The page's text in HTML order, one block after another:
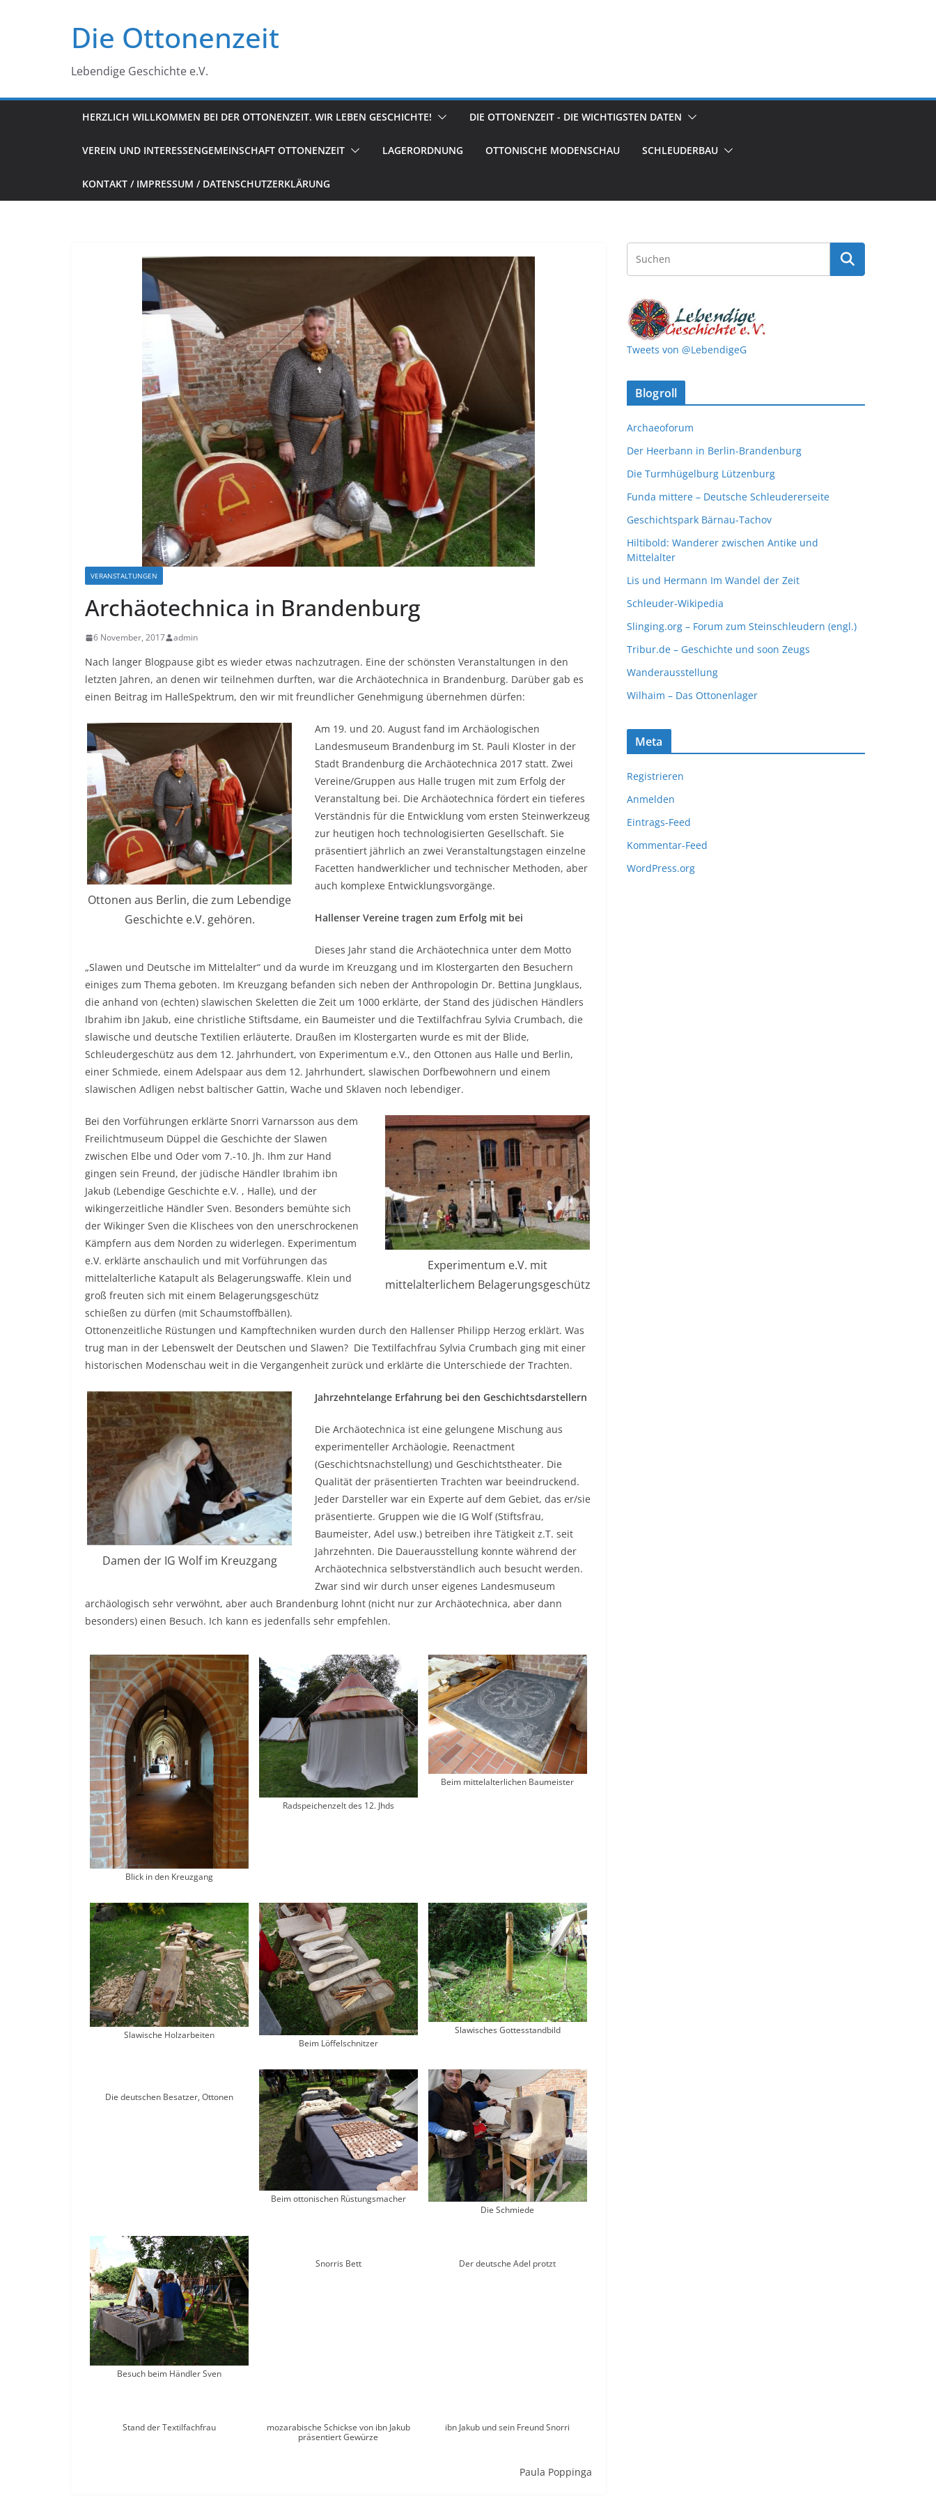
Die Ottonenzeit
Lebendige Geschichte e.V.
HERZLICH WILLKOMMEN BEI DER OTTONENZEIT. WIR LEBEN GESCHICHTE! DIE OTTONENZEIT - DIE WICHTIGSTEN DATEN
VEREIN UND INTERESSENGEMEINSCHAFT OTTONENZEIT LAGERORDNUNG OTTONISCHE MODENSCHAU SCHLEUDERBAU
KONTAKT / IMPRESSUM / DATENSCHUTZERKLÄRUNG
VERANSTALTUNGEN
Archäotechnica in Brandenburg
6 November, 2017 admin
Nach langer Blogpause gibt es wieder etwas nachzutragen. Eine der schönsten Veranstaltungen in den
letzten Jahren, an denen wir teilnehmen durften, war die Archäotechnica in Brandenburg. Darüber gab es
einen Beitrag im HalleSpektrum, den wir mit freundlicher Genehmigung übernehmen dürfen:
Ottonen aus Berlin, die zum Lebendige
Geschichte e.V. gehören.
Am 19. und 20. August fand im Archäologischen
Landesmuseum Brandenburg im St. Pauli Kloster in der
Stadt Brandenburg die Archäotechnica 2017 statt. Zwei
Vereine/Gruppen aus Halle trugen mit zum Erfolg der
Veranstaltung bei. Die Archäotechnica fördert ein tieferes
Verständnis für die Entwicklung vom ersten Steinwerkzeug
zur heutigen hoch technologisierten Gesellschaft. Sie
präsentiert jährlich an zwei Veranstaltungstagen einzelne
Facetten handwerklicher und technischer Methoden, aber
auch komplexe Entwicklungsvorgänge.
Hallenser Vereine tragen zum Erfolg mit bei
Dieses Jahr stand die Archäotechnica unter dem Motto
„Slawen und Deutsche im Mittelalter“ und da wurde im Kreuzgang und im Klostergarten den Besuchern
einiges zum Thema geboten. Im Kreuzgang befanden sich neben der Anthropologin Dr. Bettina Jungklaus,
die anhand von (echten) slawischen Skeletten die Zeit um 1000 erklärte, der Stand des jüdischen Händlers
Ibrahim ibn Jakub, eine christliche Stiftsdame, ein Baumeister und die Textilfachfrau Sylvia Crumbach, die
slawische und deutsche Textilien erläuterte. Draußen im Klostergarten wurde es mit der Blide,
Schleudergeschütz aus dem 12. Jahrhundert, von Experimentum e.V., den Ottonen aus Halle und Berlin,
einer Schmiede, einem Adelspaar aus dem 12. Jahrhundert, slawischen Dorfbewohnern und einem
slawischen Adligen nebst baltischer Gattin, Wache und Sklaven noch lebendiger.
Experimentum e.V. mit
mittelalterlichem Belagerungsgeschütz
Bei den Vorführungen erklärte Snorri Varnarsson aus dem
Freilichtmuseum Düppel die Geschichte der Slawen
zwischen Elbe und Oder vom 7.-10. Jh. Ihm zur Hand
gingen sein Freund, der jüdische Händler Ibrahim ibn
Jakub (Lebendige Geschichte e.V. , Halle), und der
wikingerzeitliche Händler Sven. Besonders bemühte sich
der Wikinger Sven die Klischees von den unerschrockenen
Kämpfern aus dem Norden zu widerlegen. Experimentum
e.V. erklärte anschaulich und mit Vorführungen das
mittelalterliche Katapult als Belagerungswaffe. Klein und
groß freuten sich mit einem Belagerungsgeschütz
schießen zu dürfen (mit Schaumstoffbällen).
Ottonenzeitliche Rüstungen und Kampftechniken wurden durch den Hallenser Philipp Herzog erklärt. Was
trug man in der Lebenswelt der Deutschen und Slawen? Die Textilfachfrau Sylvia Crumbach ging mit einer
historischen Modenschau weit in die Vergangenheit zurück und erklärte die Unterschiede der Trachten.
Damen der IG Wolf im Kreuzgang
Jahrzehntelange Erfahrung bei den Geschichtsdarstellern
Die Archäotechnica ist eine gelungene Mischung aus
experimenteller Archäologie, Reenactment
(Geschichtsnachstellung) und Geschichtstheater. Die
Qualität der präsentierten Trachten war beeindruckend.
Jeder Darsteller war ein Experte auf dem Gebiet, das er/sie
präsentierte. Gruppen wie die IG Wolf (Stiftsfrau,
Baumeister, Adel usw.) betreiben ihre Tätigkeit z.T. seit
Jahrzehnten. Die Dauerausstellung konnte während der
Archäotechnica selbstverständlich auch besucht werden.
Zwar sind wir durch unser eigenes Landesmuseum
archäologisch sehr verwöhnt, aber auch Brandenburg lohnt (nicht nur zur Archäotechnica, aber dann
besonders) einen Besuch. Ich kann es jedenfalls sehr empfehlen.
Blick in den Kreuzgang
Radspeichenzelt des 12. Jhds
Beim mittelalterlichen Baumeister
Slawische Holzarbeiten
Beim Löffelschnitzer
Slawisches Gottesstandbild
Die deutschen Besatzer, Ottonen
Beim ottonischen Rüstungsmacher
Die Schmiede
Besuch beim Händler Sven
Snorris Bett Der deutsche Adel protzt
Stand der Textilfachfrau
mozarabische Schickse von ibn Jakub
präsentiert Gewürze
ibn Jakub und sein Freund Snorri
Paula Poppinga
Tweets von @LebendigeG
Blogroll
Archaeoforum
Der Heerbann in Berlin-Brandenburg
Die Turmhügelburg Lützenburg
Funda mittere – Deutsche Schleudererseite
Geschichtspark Bärnau-Tachov
Hiltibold: Wanderer zwischen Antike und
Mittelalter
Lis und Hermann Im Wandel der Zeit
Schleuder-Wikipedia
Slinging.org – Forum zum Steinschleudern (engl.)
Tribur.de – Geschichte und soon Zeugs
Wanderausstellung
Wilhaim – Das Ottonenlager
Meta
Registrieren
Anmelden
Eintrags-Feed
Kommentar-Feed
WordPress.org